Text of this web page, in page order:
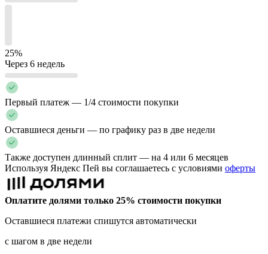
25%
Через 6 недель
Первый платеж — 1/4 стоимости покупки
Оставшиеся деньги — по графику раз в две недели
Также доступен длинный сплит — на 4 или 6 месяцев
Используя Яндекс Пей вы соглашаетесь с условиями оферты
Оплатите долями только 25% стоимости покупки
Оставшиеся платежи спишутся автоматически
с шагом в две недели